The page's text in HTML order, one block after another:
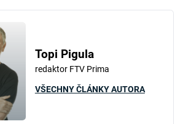
Topi Pigula
redaktor FTV Prima
VŠECHNY ČLÁNKY AUTORA